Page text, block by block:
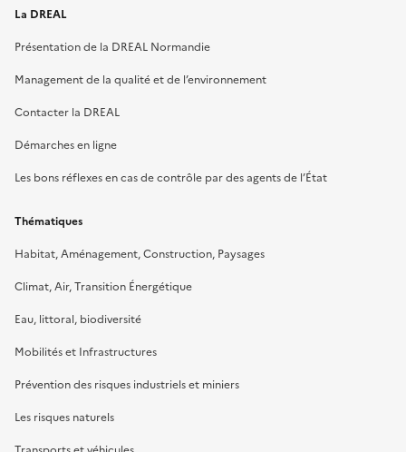
La DREAL
Présentation de la DREAL Normandie
Management de la qualité et de l’environnement
Contacter la DREAL
Démarches en ligne
Les bons réflexes en cas de contrôle par des agents de l’État
Thématiques
Habitat, Aménagement, Construction, Paysages
Climat, Air, Transition Énergétique
Eau, littoral, biodiversité
Mobilités et Infrastructures
Prévention des risques industriels et miniers
Les risques naturels